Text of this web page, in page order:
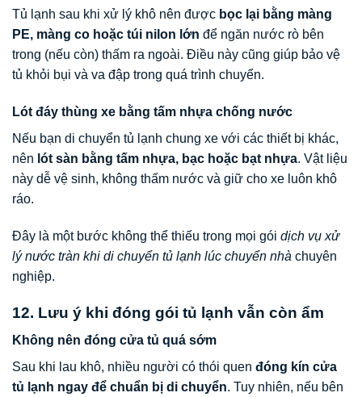
Tủ lạnh sau khi xử lý khô nên được bọc lại bằng màng
PE, màng co hoặc túi nilon lớn để ngăn nước rò bên
trong (nếu còn) thấm ra ngoài. Điều này cũng giúp bảo vệ
tủ khỏi bụi và va đập trong quá trình chuyển.
Lót đáy thùng xe bằng tấm nhựa chống nước
Nếu bạn di chuyển tủ lạnh chung xe với các thiết bị khác,
nên lót sàn bằng tấm nhựa, bạc hoặc bạt nhựa. Vật liệu
này dễ vệ sinh, không thấm nước và giữ cho xe luôn khô
ráo.
Đây là một bước không thể thiếu trong mọi gói dịch vụ xử
lý nước tràn khi di chuyển tủ lạnh lúc chuyển nhà chuyên
nghiệp.
12. Lưu ý khi đóng gói tủ lạnh vẫn còn ẩm
Không nên đóng cửa tủ quá sớm
Sau khi lau khô, nhiều người có thói quen đóng kín cửa
tủ lạnh ngay để chuẩn bị di chuyển. Tuy nhiên, nếu bên